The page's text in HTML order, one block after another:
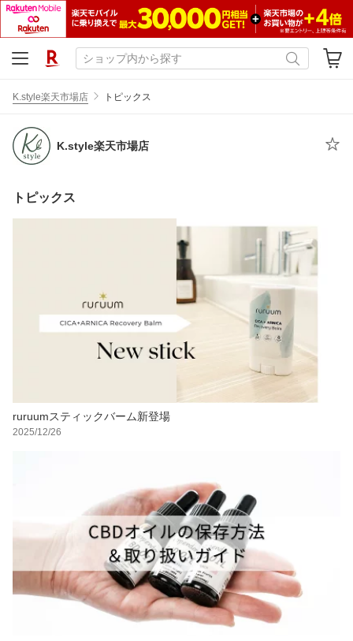
K.style楽天市場店 トピックス
K.style楽天市場店
トピックス
ruruumスティックバーム新登場
2025/12/26